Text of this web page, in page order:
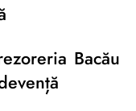
Bacău